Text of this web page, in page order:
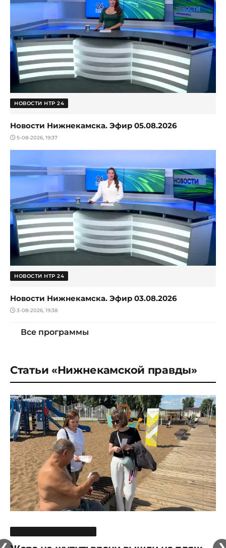
НОВОСТИ НТР 24
Новости Нижнекамска. Эфир 05.08.2026
5-08-2026, 19:37
НОВОСТИ НТР 24
Новости Нижнекамска. Эфир 03.08.2026
3-08-2026, 19:38
Все программы
Статьи «Нижнекамской правды»